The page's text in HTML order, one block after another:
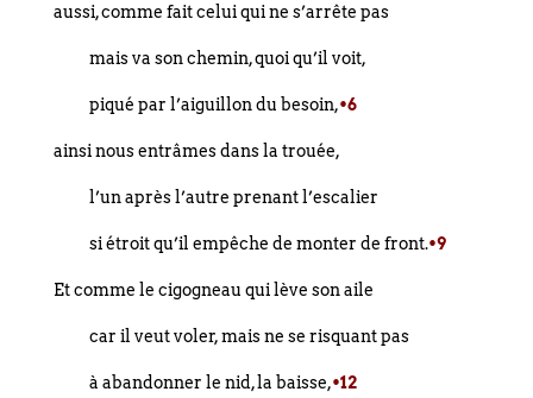
aussi, comme fait celui qui ne s’arrête pas
mais va son chemin, quoi qu’il voit,
piqué par l’aiguillon du besoin,•6
ainsi nous entrâmes dans la trouée,
l’un après l’autre prenant l’escalier
si étroit qu’il empêche de monter de front.•9
Et comme le cigogneau qui lève son aile
car il veut voler, mais ne se risquant pas
à abandonner le nid, la baisse,•12